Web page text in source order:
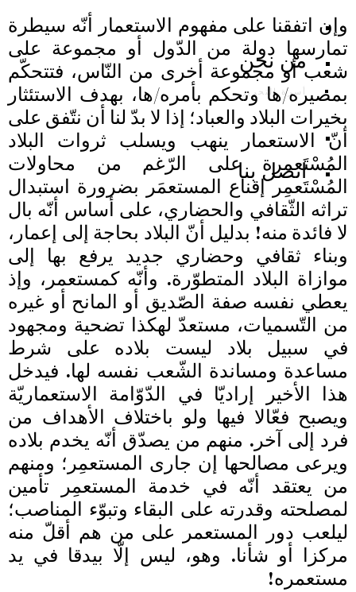
من نحن
أسرة التحرير
اتصل بنا
وإن اتفقنا على مفهوم الاستعمار أنّه سيطرة
تمارسها دولة من الدّول أو مجموعة على
شعب أو مجموعة أخرى من النّاس، فتتحكّم
بمصيره/ها وتحكم بأمره/ها، بهدف الاستئثار
بخيرات البلاد والعباد؛ إذا لا بدّ لنا أن نتّفق على
أنّ الاستعمار ينهب ويسلب ثروات البلاد
المُسْتَعمرة على الرّغم من محاولات
المُسْتَعمِر إقناع المستعمَر بضرورة استبدال
تراثه الثّقافي والحضاري، على أساس أنّه بال
لا فائدة منه! بدليل أنّ البلاد بحاجة إلى إعمار،
وبناء ثقافي وحضاري جديد يرفع بها إلى
موازاة البلاد المتطوّرة. وأنّه كمستعمر، وإذ
يعطي نفسه صفة الصّديق أو المانح أو غيره
من التّسميات، مستعدّ لهكذا تضحية ومجهود
في سبيل بلاد ليست بلاده على شرط
مساعدة ومساندة الشّعب نفسه لها. فيدخل
هذا الأخير إراديّا في الدّوّامة الاستعماريّة
ويصبح فعّالا فيها ولو باختلاف الأهداف من
فرد إلى آخر. منهم من يصدّق أنّه يخدم بلاده
ويرعى مصالحها إن جارى المستعمِر؛ ومنهم
من يعتقد أنّه في خدمة المستعمِر تأمين
لمصلحته وقدرته على البقاء وتبوّء المناصب؛
ليلعب دور المستعمر على من هم أقلّ منه
مركزا أو شأنا. وهو، ليس إلّا بيدقا في يد
مستعمره!